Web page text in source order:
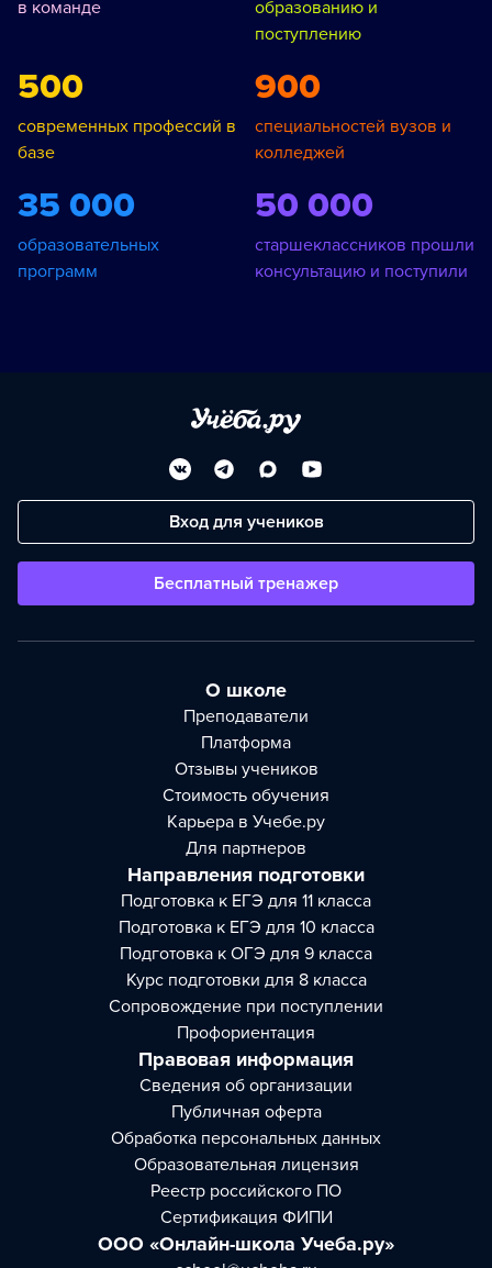
в команде
образованию и
поступлению
500
современных профессий в
базе
900
специальностей вузов и
колледжей
35 000
образовательных
программ
50 000
старшеклассников прошли
консультацию и поступили
Вход для учеников
Бесплатный тренажер
О школе
Преподаватели
Платформа
Отзывы учеников
Стоимость обучения
Карьера в Учебе.ру
Для партнеров
Направления подготовки
Подготовка к ЕГЭ для 11 класса
Подготовка к ЕГЭ для 10 класса
Подготовка к ОГЭ для 9 класса
Курс подготовки для 8 класса
Сопровождение при поступлении
Профориентация
Правовая информация
Сведения об организации
Публичная оферта
Обработка персональных данных
Образовательная лицензия
Реестр российского ПО
Сертификация ФИПИ
ООО «Онлайн-школа Учеба.ру»